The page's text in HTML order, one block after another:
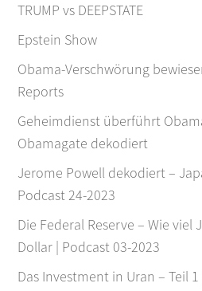
TRUMP vs DEEPSTATE
Epstein Show
Obama-Verschwörung
Reports
Geheimdienst überführt
Obamagate dekodiert
Jerome Powell dekodiert –
Podcast 24-2023
Die Federal Reserve – Wie viel
Dollar | Podcast 03-2023
Das Investment in Uran – Teil